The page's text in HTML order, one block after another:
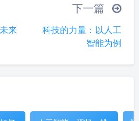
Sans Serif Serif
(ノ°ο°)ノ
φ(￣∇￣o)
o(*////▽////*)q
来
下一篇
科技的力量：以人工
智能为例